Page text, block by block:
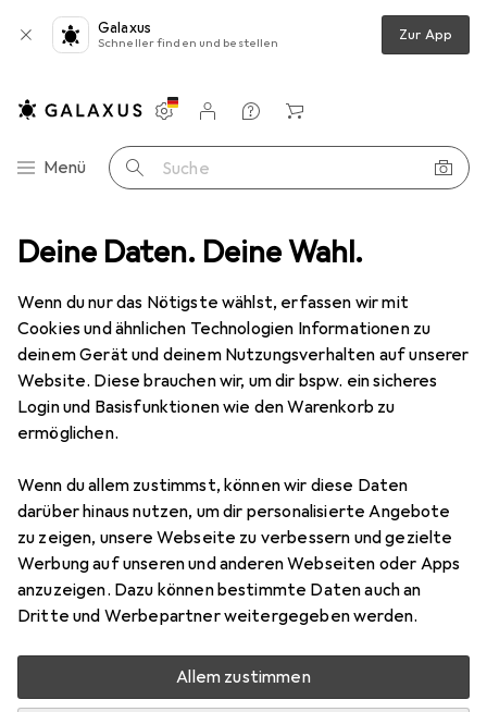
Deine Daten. Deine Wahl.
Wenn du nur das Nötigste wählst, erfassen wir mit
Cookies und ähnlichen Technologien Informationen zu
deinem Gerät und deinem Nutzungsverhalten auf unserer
Website. Diese brauchen wir, um dir bspw. ein sicheres
Login und Basisfunktionen wie den Warenkorb zu
ermöglichen.
Wenn du allem zustimmst, können wir diese Daten
darüber hinaus nutzen, um dir personalisierte Angebote
zu zeigen, unsere Webseite zu verbessern und gezielte
Werbung auf unseren und anderen Webseiten oder Apps
anzuzeigen. Dazu können bestimmte Daten auch an
Dritte und Werbepartner weitergegeben werden.
Allem zustimmen
Galaxus
Schneller finden und bestellen Zur App
Navigation nach Kategorien
Menü Suche
Einstellungen
Kundenkonto
Vergleichslisten
Merklisten
Warenkorb
Sport Outdoor Wandern Wanderschuhe
6 Bilder
LicoFairfield
Preis in EUR inkl. MwSt.
EUR
59,95
Bewertungen Marke
Mehr von Lico
Zwischen Mo, 10.8. und Mi, 12.8. geliefert
Mehr als 10 Stück an Lager beim Drittanbieter